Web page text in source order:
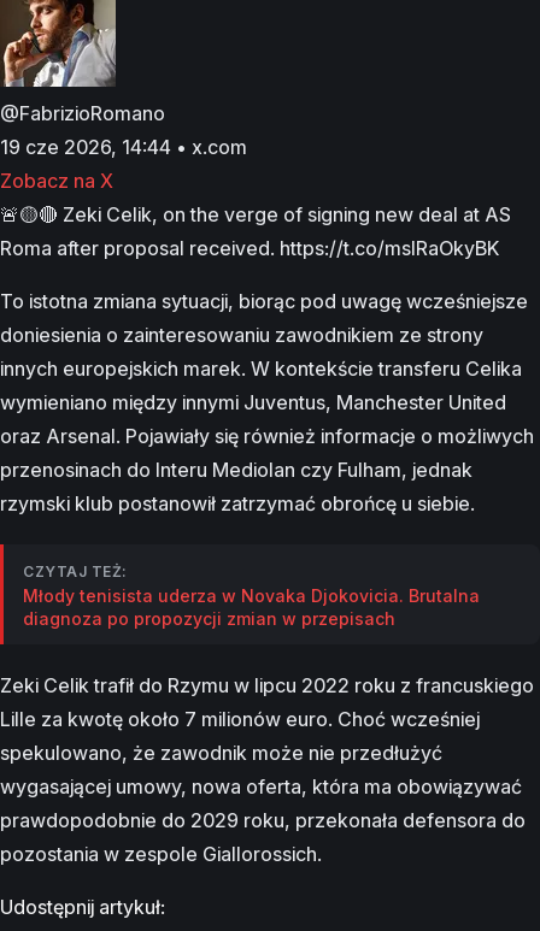
@FabrizioRomano
19 cze 2026, 14:44 • x.com
Zobacz na X
🚨🟡🔴 Zeki Celik, on the verge of signing new deal at AS
Roma after proposal received. https://t.co/msIRaOkyBK
To istotna zmiana sytuacji, biorąc pod uwagę wcześniejsze
doniesienia o zainteresowaniu zawodnikiem ze strony
innych europejskich marek. W kontekście transferu Celika
wymieniano między innymi Juventus, Manchester United
oraz Arsenal. Pojawiały się również informacje o możliwych
przenosinach do Interu Mediolan czy Fulham, jednak
rzymski klub postanowił zatrzymać obrońcę u siebie.
CZYTAJ TEŻ:
Młody tenisista uderza w Novaka Djokovicia. Brutalna
diagnoza po propozycji zmian w przepisach
Zeki Celik trafił do Rzymu w lipcu 2022 roku z francuskiego
Lille za kwotę około 7 milionów euro. Choć wcześniej
spekulowano, że zawodnik może nie przedłużyć
wygasającej umowy, nowa oferta, która ma obowiązywać
prawdopodobnie do 2029 roku, przekonała defensora do
pozostania w zespole Giallorossich.
Udostępnij artykuł: